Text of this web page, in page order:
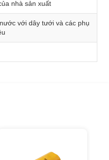
nhà sản xuất
với dây tưới và các phụ